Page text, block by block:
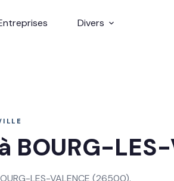
Divers
LES-
LES-VALENCE (26500).